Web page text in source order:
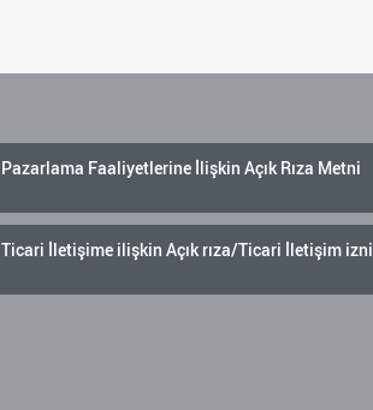
Pazarlama Faaliyetlerine İlişkin Açık Rıza Metni
Ticari İletişime ilişkin Açık rıza/Ticari İletişim izni